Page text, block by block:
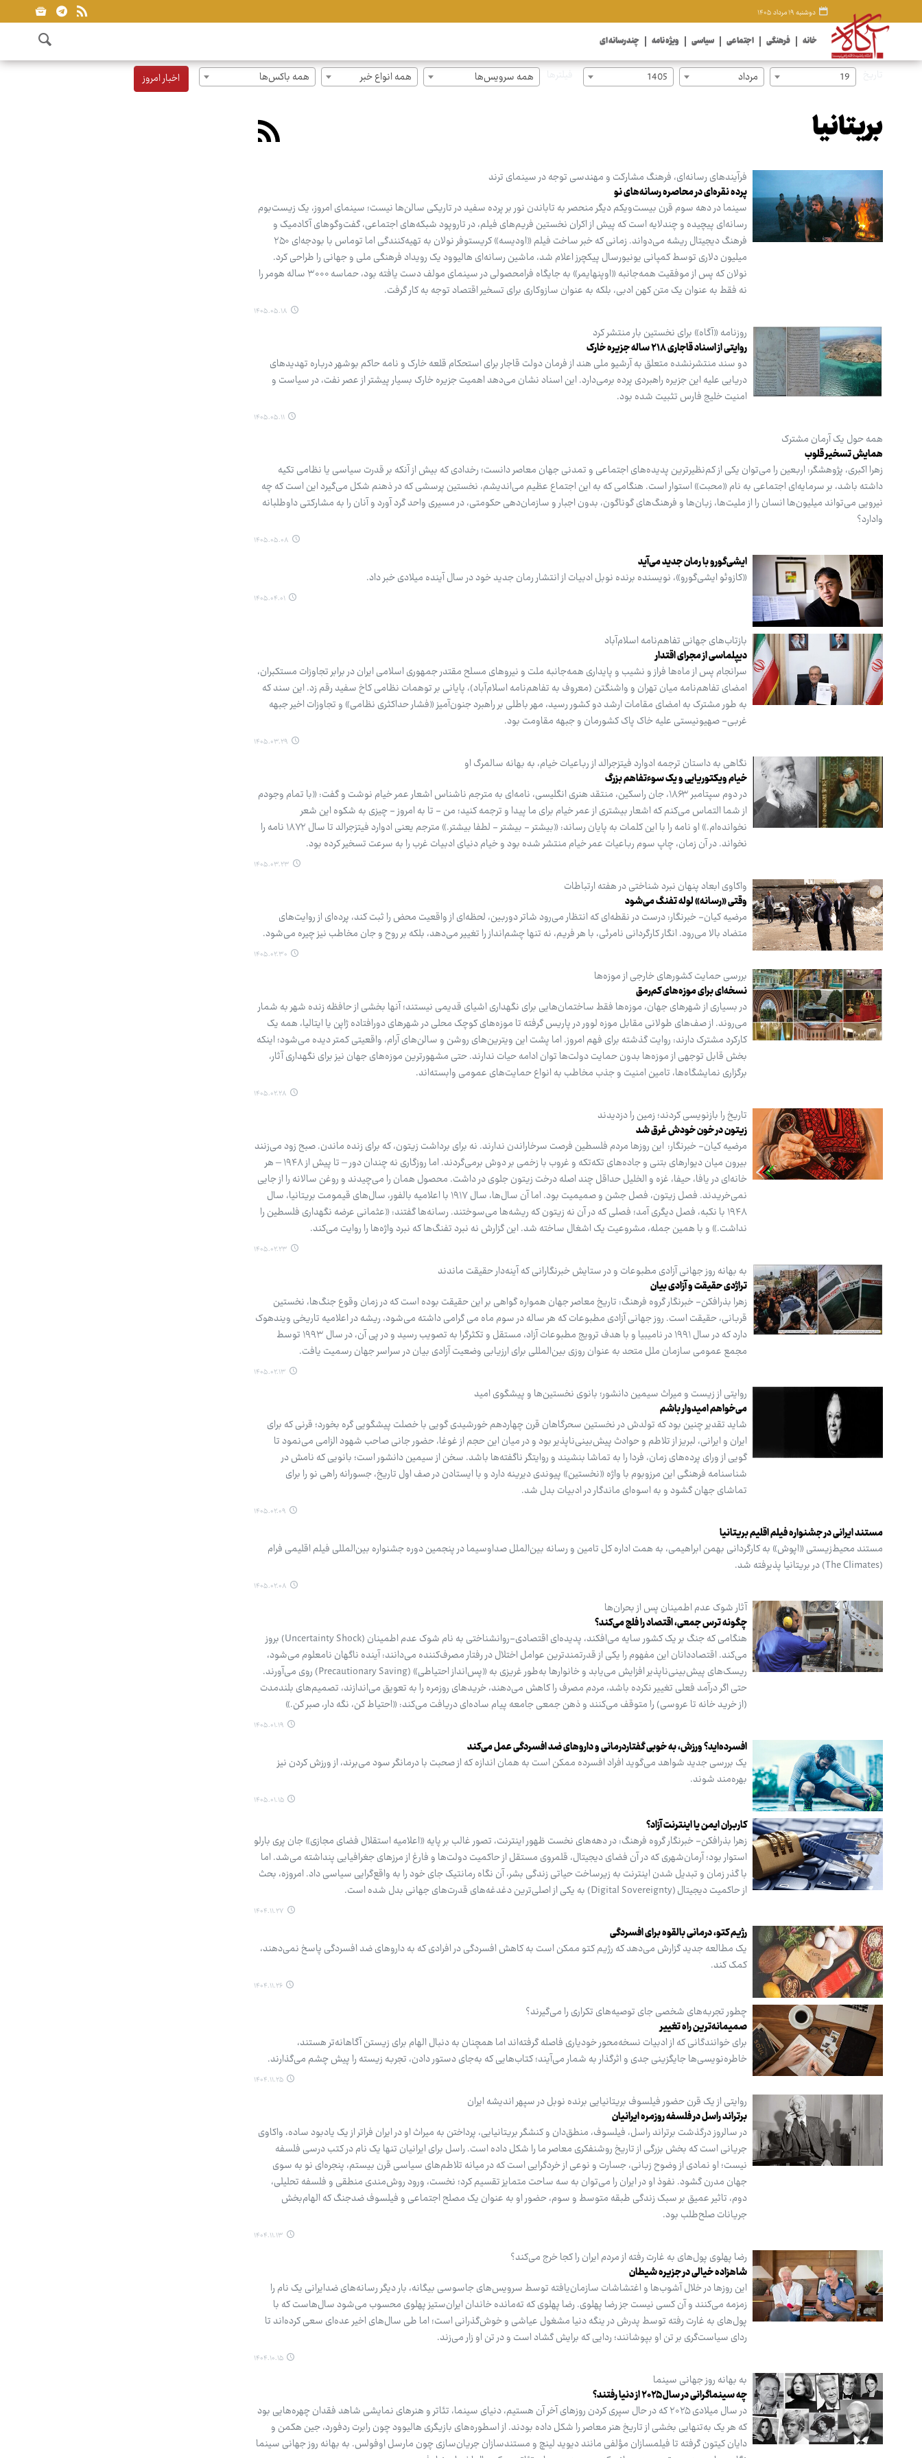
دوشنبه ۱۹ مرداد ۱۴۰۵
خانه فرهنگی اجتماعی سیاسی ویژه نامه چندرسانه ای
19 مرداد 1405 همه سرویس‌ها همه انواع خبر همه باکس‌ها اخبار امروز
بریتانیا
فرآیندهای رسانه‌ای، فرهنگ مشارکت و مهندسی توجه در سینمای ترند
پرده نقره‌ای در محاصره رسانه‌های نو
سینما در دهه سوم قرن بیست‌ویکم دیگر منحصر به تاباندن نور بر پرده سفید در تاریکی سالن‌ها نیست؛ سینمای امروز، یک زیست‌بوم
رسانه‌ای پیچیده و چندلایه است که پیش از اکران نخستین فریم‌های فیلم، در تاروپود شبکه‌های اجتماعی، گفت‌وگوهای آکادمیک و
فرهنگ دیجیتال ریشه می‌دواند. زمانی که خبر ساخت فیلم «اودیسه» کریستوفر نولان به تهیه‌کنندگی اما توماس با بودجه‌ای ۲۵۰
میلیون دلاری توسط کمپانی یونیورسال پیکچرز اعلام شد، ماشین رسانه‌ای هالیوود یک رویداد فرهنگی ملی و جهانی را طراحی کرد.
نولان که پس از موفقیت همه‌جانبه «اوپنهایمر» به جایگاه فرامحصولی در سینمای مولف دست یافته بود، حماسه ۳۰۰۰ ساله هومر را
نه فقط به عنوان یک متن کهن ادبی، بلکه به عنوان سازوکاری برای تسخیر اقتصاد توجه به کار گرفت.
۱۴۰۵.۰۵.۱۸
روزنامه «آگاه» برای نخستین بار منتشر کرد
روایتی از اسناد قاجاری ۲۱۸ ساله جزیره خارک
دو سند منتشرنشده متعلق به آرشیو ملی هند از فرمان دولت قاجار برای استحکام قلعه خارک و نامه حاکم بوشهر درباره تهدیدهای
دریایی علیه این جزیره راهبردی پرده برمی‌دارد. این اسناد نشان می‌دهد اهمیت جزیره خارک بسیار پیشتر از عصر نفت، در سیاست و
امنیت خلیج فارس تثبیت شده بود.
۱۴۰۵.۰۵.۱۱
همه حول یک آرمان مشترک
همایش تسخیر قلوب
زهرا اکبری، پژوهشگر: اربعین را می‌توان یکی از کم‌نظیرترین پدیده‌های اجتماعی و تمدنی جهان معاصر دانست؛ رخدادی که بیش از آنکه بر قدرت سیاسی یا نظامی تکیه
داشته باشد، بر سرمایه‌ای اجتماعی به نام «محبت» استوار است. هنگامی که به این اجتماع عظیم می‌اندیشم، نخستین پرسشی که در ذهنم شکل می‌گیرد این است که چه
نیرویی می‌تواند میلیون‌ها انسان را از ملیت‌ها، زبان‌ها و فرهنگ‌های گوناگون، بدون اجبار و سازمان‌دهی حکومتی، در مسیری واحد گرد آورد و آنان را به مشارکتی داوطلبانه
وادارد؟
۱۴۰۵.۰۵.۰۸
ایشی‌گورو با رمان جدید می‌آید
«کازوئو ایشی‌گورو»، نویسنده برنده نوبل ادبیات از انتشار رمان جدید خود در سال آینده میلادی خبر داد.
۱۴۰۵.۰۴.۰۱
بازتاب‌های جهانی تفاهم‌نامه اسلام‌آباد
دیپلماسی از مجرای اقتدار
سرانجام پس از ماه‌ها فراز و نشیب و پایداری همه‌جانبه ملت و نیروهای مسلح مقتدر جمهوری اسلامی ایران در برابر تجاوزات مستکبران،
امضای تفاهم‌نامه میان تهران و واشنگتن (معروف به تفاهم‌نامه اسلام‌آباد)، پایانی بر توهمات نظامی کاخ سفید رقم زد. این سند که
به طور مشترک به امضای مقامات ارشد دو کشور رسید، مهر باطلی بر راهبرد جنون‌آمیز «فشار حداکثری نظامی» و تجاوزات اخیر جبهه
غربی- صهیونیستی علیه خاک پاک کشورمان و جبهه مقاومت بود.
۱۴۰۵.۰۳.۲۹
نگاهی به داستان ترجمه ادوارد فیتزجرالد از رباعیات خیام، به بهانه سالمرگ او
خیام ویکتوریایی و یک سوءتفاهم بزرگ
در دوم سپتامبر ۱۸۶۳، جان راسکین، منتقد هنری انگلیسی، نامه‌ای به مترجم ناشناس اشعار عمر خیام نوشت و گفت: «با تمام وجودم
از شما التماس می‌کنم که اشعار بیشتری از عمر خیام برای ما پیدا و ترجمه کنید؛ من - تا به امروز - چیزی به شکوه این شعر
نخوانده‌ام.» او نامه را با این کلمات به پایان رساند: «بیشتر - بیشتر - لطفا بیشتر.» مترجم یعنی ادوارد فیتزجرالد تا سال ۱۸۷۲ نامه را
نخواند. در آن زمان، چاپ سوم رباعیات عمر خیام منتشر شده بود و خیام دنیای ادبیات غرب را به سرعت تسخیر کرده بود.
۱۴۰۵.۰۳.۲۳
واکاوی ابعاد پنهان نبرد شناختی در هفته ارتباطات
وقتی «رسانه» لوله تفنگ می‌شود
مرضیه کیان- خبرنگار: درست در نقطه‌ای که انتظار می‌رود شاتر دوربین، لحظه‌ای از واقعیت محض را ثبت کند، پرده‌ای از روایت‌های
متضاد بالا می‌رود. انگار کارگردانی نامرئی، با هر فریم، نه تنها چشم‌انداز را تغییر می‌دهد، بلکه بر روح و جان مخاطب نیز چیره می‌شود.
۱۴۰۵.۰۲.۳۰
بررسی حمایت کشورهای خارجی از موزه‌ها
نسخه‌ای برای موزه‌های کم‌رمق
در بسیاری از شهرهای جهان، موزه‌ها فقط ساختمان‌هایی برای نگهداری اشیای قدیمی نیستند؛ آنها بخشی از حافظه زنده شهر به شمار
می‌روند. از صف‌های طولانی مقابل موزه لوور در پاریس گرفته تا موزه‌های کوچک محلی در شهرهای دورافتاده ژاپن یا ایتالیا، همه یک
کارکرد مشترک دارند: روایت گذشته برای فهم امروز. اما پشت این ویترین‌های روشن و سالن‌های آرام، واقعیتی کمتر دیده می‌شود؛ اینکه
بخش قابل توجهی از موزه‌ها بدون حمایت دولت‌ها توان ادامه حیات ندارند. حتی مشهورترین موزه‌های جهان نیز برای نگهداری آثار،
برگزاری نمایشگاه‌ها، تامین امنیت و جذب مخاطب به انواع حمایت‌های عمومی وابسته‌اند.
۱۴۰۵.۰۲.۲۸
تاریخ را بازنویسی کردند؛ زمین را دزدیدند
زیتون در خون خودش غرق شد
مرضیه کیان- خبرنگار: این روزها مردم فلسطین فرصت سرخاراندن ندارند. نه برای برداشت زیتون، که برای زنده ماندن. صبح زود می‌زنند
بیرون میان دیوارهای بتنی و جاده‌های تکه‌تکه و غروب با زخمی بر دوش برمی‌گردند. اما روزگاری نه چندان دور – تا پیش از ۱۹۴۸ – هر
خانه‌ای در یافا، حیفا، غزه و الخلیل حداقل چند اصله درخت زیتون جلوی در داشت. محصول همان را می‌چیدند و روغن سالانه را از جایی
نمی‌خریدند. فصل زیتون، فصل جشن و صمیمیت بود. اما آن سال‌ها، سال ۱۹۱۷ با اعلامیه بالفور، سال‌های قیمومت بریتانیا، سال
۱۹۴۸ با نکبه، فصل دیگری آمد؛ فصلی که در آن نه زیتون که ریشه‌ها می‌سوختند. رسانه‌ها گفتند: «عثمانی عرضه نگهداری فلسطین را
نداشت.» و با همین جمله، مشروعیت یک اشغال ساخته شد. این گزارش نه نبرد تفنگ‌ها که نبرد واژه‌ها را روایت می‌کند.
۱۴۰۵.۰۲.۲۳
به بهانه روز جهانی آزادی مطبوعات و در ستایش خبرنگارانی که آینه‌دار حقیقت ماندند
تراژدی حقیقت و آزادی بیان
زهرا بذرافکن- خبرنگار گروه فرهنگ: تاریخ معاصر جهان همواره گواهی بر این حقیقت بوده است که در زمان وقوع جنگ‌ها، نخستین
قربانی، حقیقت است. روز جهانی آزادی مطبوعات که هر ساله در سوم ماه می گرامی داشته می‌شود، ریشه در اعلامیه تاریخی ویندهوک
دارد که در سال ۱۹۹۱ در نامیبیا و با هدف ترویج مطبوعات آزاد، مستقل و تکثرگرا به تصویب رسید و در پی آن، در سال ۱۹۹۳ توسط
مجمع عمومی سازمان ملل متحد به عنوان روزی بین‌المللی برای ارزیابی وضعیت آزادی بیان در سراسر جهان رسمیت یافت.
۱۴۰۵.۰۲.۱۳
روایتی از زیست و میراث سیمین دانشور؛ بانوی نخستین‌ها و پیشگوی امید
می‌خواهم امیدوار باشم
شاید تقدیر چنین بود که تولدش در نخستین سحرگاهان قرن چهاردهم خورشیدی گویی با خصلت پیشگویی گره بخورد؛ قرنی که برای
ایران و ایرانی، لبریز از تلاطم و حوادث پیش‌بینی‌ناپذیر بود و در میان این حجم از غوغا، حضور جانی صاحب شهود الزامی می‌نمود تا
گویی از ورای پرده‌های زمان، فردا را به تماشا بنشیند و روایتگر ناگفته‌ها باشد. سخن از سیمین دانشور است؛ بانویی که نامش در
شناسنامه فرهنگی این مرزوبوم با واژه «نخستین» پیوندی دیرینه دارد و با ایستادن در صف اول تاریخ، جسورانه راهی نو را برای
تماشای جهان گشود و به اسوه‌ای ماندگار در ادبیات بدل شد.
۱۴۰۵.۰۲.۰۹
مستند ایرانی در جشنواره فیلم اقلیم بریتانیا
مستند محیط‌زیستی «اپوش» به کارگردانی بهمن ابراهیمی، به همت اداره کل تامین و رسانه بین‌الملل صداوسیما در پنجمین دوره جشنواره بین‌المللی فیلم اقلیمی فرام
(The Climates) در بریتانیا پذیرفته شد.
۱۴۰۵.۰۲.۰۸
آثار شوک عدم اطمینان پس از بحران‌ها
چگونه ترس جمعی، اقتصاد را فلج می‌کند؟
هنگامی که جنگ بر یک کشور سایه می‌افکند، پدیده‌ای اقتصادی-روانشناختی به نام شوک عدم اطمینان (Uncertainty Shock) بروز
می‌کند. اقتصاددانان این مفهوم را یکی از قدرتمندترین عوامل اختلال در رفتار مصرف‌کننده می‌دانند: آینده ناگهان نامعلوم می‌شود،
ریسک‌های پیش‌بینی‌ناپذیر افزایش می‌یابد و خانوارها به‌طور غریزی به «پس‌انداز احتیاطی» (Precautionary Saving) روی می‌آورند.
حتی اگر درآمد فعلی تغییر نکرده باشد، مردم مصرف را کاهش می‌دهند، خریدهای روزمره را به تعویق می‌اندازند، تصمیم‌های بلندمدت
(از خرید خانه تا عروسی) را متوقف می‌کنند و ذهن جمعی جامعه پیام ساده‌ای دریافت می‌کند: «احتیاط کن، نگه دار، صبر کن.»
۱۴۰۵.۰۱.۱۹
افسرده‌اید؟ ورزش، به خوبی گفتاردرمانی و داروهای ضد افسردگی عمل می‌کند
یک بررسی جدید شواهد می‌گوید افراد افسرده ممکن است به همان اندازه که از صحبت با درمانگر سود می‌برند، از ورزش کردن نیز
بهره‌مند شوند.
۱۴۰۵.۰۱.۱۵
کاربران ایمن یا اینترنت آزاد؟
زهرا بذرافکن- خبرنگار گروه فرهنگ: در دهه‌های نخست ظهور اینترنت، تصور غالب بر پایه «اعلامیه استقلال فضای مجازی» جان پری بارلو
استوار بود؛ آرمان‌شهری که در آن فضای دیجیتال، قلمروی مستقل از حاکمیت دولت‌ها و فارغ از مرزهای جغرافیایی پنداشته می‌شد. اما
با گذر زمان و تبدیل شدن اینترنت به زیرساخت حیاتی زندگی بشر، آن نگاه رمانتیک جای خود را به واقع‌گرایی سیاسی داد. امروزه، بحث
از حاکمیت دیجیتال (Digital Sovereignty) به یکی از اصلی‌ترین دغدغه‌های قدرت‌های جهانی بدل شده است.
۱۴۰۴.۱۱.۲۷
رژیم کتو، درمانی بالقوه برای افسردگی
یک مطالعه جدید گزارش می‌دهد که رژیم کتو ممکن است به کاهش افسردگی در افرادی که به داروهای ضد افسردگی پاسخ نمی‌دهند،
کمک کند.
۱۴۰۴.۱۱.۲۶
چطور تجربه‌های شخصی جای توصیه‌های تکراری را می‌گیرند؟
صمیمانه‌ترین راه تغییر
برای خوانندگانی که از ادبیات نسخه‌محور خودیاری فاصله گرفته‌اند اما همچنان به دنبال الهام برای زیستن آگاهانه‌تر هستند،
خاطره‌نویسی‌ها جایگزینی جدی و اثرگذار به شمار می‌آیند؛ کتاب‌هایی که به‌جای دستور دادن، تجربه زیسته را پیش چشم می‌گذارند.
۱۴۰۴.۱۱.۲۵
روایتی از یک قرن حضور فیلسوف بریتانیایی برنده نوبل در سپهر اندیشه ایران
برتراند راسل در فلسفه روزمره ایرانیان
در سالروز درگذشت برتراند راسل، فیلسوف، منطق‌دان و کنشگر بریتانیایی، پرداختن به میراث او در ایران فراتر از یک یادبود ساده، واکاوی
جریانی است که بخش بزرگی از تاریخ روشنفکری معاصر ما را شکل داده است. راسل برای ایرانیان تنها یک نام در کتب درسی فلسفه
نیست؛ او نمادی از وضوح زبانی، جسارت و نوعی از خردگرایی است که در میانه تلاطم‌های سیاسی قرن بیستم، پنجره‌ای نو به سوی
جهان مدرن گشود. نفوذ او در ایران را می‌توان به سه ساحت متمایز تقسیم کرد؛ نخست، ورود روش‌مندی منطقی و فلسفه تحلیلی،
دوم، تاثیر عمیق بر سبک زندگی طبقه متوسط و سوم، حضور او به عنوان یک مصلح اجتماعی و فیلسوف ضدجنگ که الهام‌بخش
جریانات صلح‌طلب بود.
۱۴۰۴.۱۱.۱۳
رضا پهلوی پول‌های به غارت رفته از مردم ایران را کجا خرج می‌کند؟
شاهزاده خیالی در جزیره شیطان
این روزها در خلال آشوب‌ها و اغتشاشات سازمان‌یافته توسط سرویس‌های جاسوسی بیگانه، بار دیگر رسانه‌های ضدایرانی یک نام را
زمزمه می‌کنند و آن کسی نیست جز رضا پهلوی. رضا پهلوی که ته‌مانده خاندان ایران‌ستیز پهلوی محسوب می‌شود سال‌هاست که با
پول‌های به غارت رفته توسط پدرش در ینگه دنیا مشغول عیاشی و خوش‌گذرانی است؛ اما طی سال‌های اخیر عده‌ای سعی کرده‌اند تا
ردای سیاست‌گری بر تن او بپوشانند؛ ردایی که برایش گشاد است و در تن او زار می‌زند.
۱۴۰۴.۱۰.۱۵
به بهانه روز جهانی سینما
چه سینماگرانی در سال ۲۰۲۵ از دنیا رفتند؟
در سال میلادی ۲۰۲۵ که در حال سپری کردن روزهای آخر آن هستیم، دنیای سینما، تئاتر و هنرهای نمایشی شاهد فقدان چهره‌هایی بود
که هر یک به‌تنهایی بخشی از تاریخ هنر معاصر را شکل داده بودند. از اسطوره‌های بازیگری هالیوود چون رابرت ردفورد، جین هکمن و
دایان کیتون گرفته تا فیلمسازان مؤلفی مانند دیوید لینچ و مستندسازان جریان‌سازی چون مارسل اوفولس. به بهانه روز جهانی سینما